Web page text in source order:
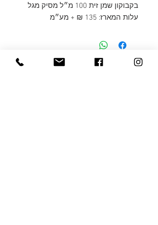
בקבוקון שמן זית 100 מ״ל מסיק מגל
עלות המארז: 135 ₪ + מע״מ